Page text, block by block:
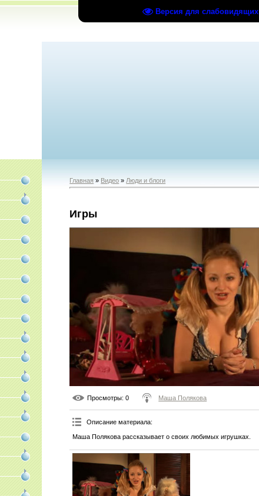
Версия для слабовидящих
Главная » Видео » Люди и блоги
Игры
Просмотры: 0 Маша Полякова
Описание материала:
Маша Полякова рассказывает о своих любимых игрушках.